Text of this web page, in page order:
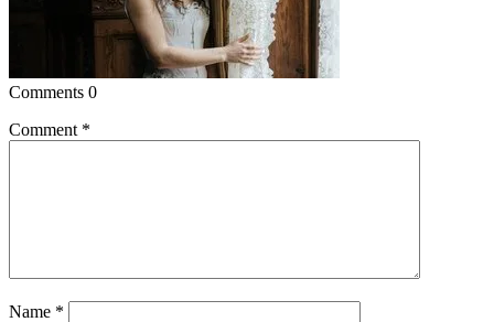
Comments 0
Comment *
Name *